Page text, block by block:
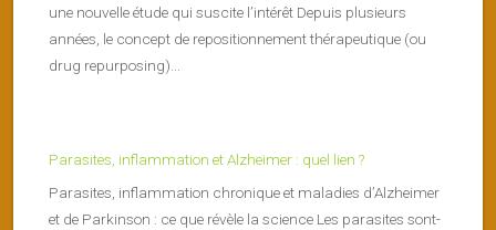
une nouvelle étude qui suscite l’intérêt Depuis plusieurs
années, le concept de repositionnement thérapeutique (ou
drug repurposing)...
Parasites, inflammation et Alzheimer : quel lien ?
Parasites, inflammation chronique et maladies d’Alzheimer
et de Parkinson : ce que révèle la science Les parasites sont-